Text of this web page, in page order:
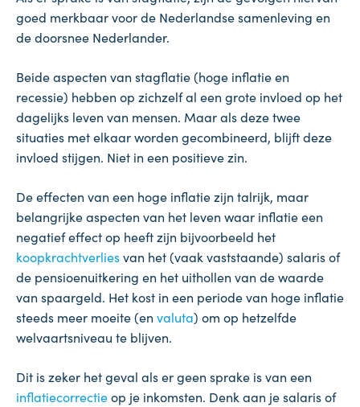
goed merkbaar voor de Nederlandse samenleving en
de doorsnee Nederlander.
Beide aspecten van stagflatie (hoge inflatie en
recessie) hebben op zichzelf al een grote invloed op het
dagelijks leven van mensen. Maar als deze twee
situaties met elkaar worden gecombineerd, blijft deze
invloed stijgen. Niet in een positieve zin.
De effecten van een hoge inflatie zijn talrijk, maar
belangrijke aspecten van het leven waar inflatie een
negatief effect op heeft zijn bijvoorbeeld het
koopkrachtverliesvan het (vaak vaststaande) salaris of
de pensioenuitkering en het uithollen van de waarde
van spaargeld. Het kost in een periode van hoge inflatie
steeds meer moeite (en valuta) om op hetzelfde
welvaartsniveau te blijven.
Dit is zeker het geval als er geen sprake is van een
inflatiecorrectieop je inkomsten. Denk aan je salaris of